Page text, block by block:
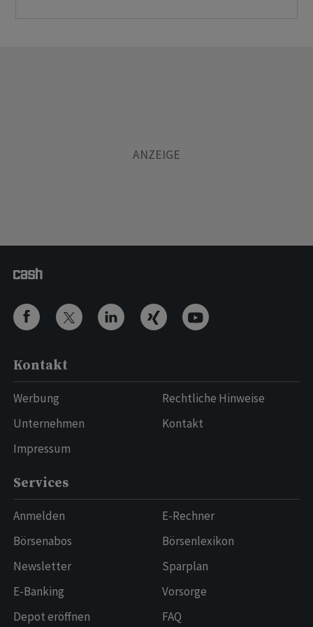
Kontakt
Werbung
Unternehmen
Impressum
Rechtliche Hinweise
Kontakt
Services
Anmelden
Börsenabos
Newsletter
E-Banking
Depot eröffnen
E-Rechner
Börsenlexikon
Sparplan
Vorsorge
FAQ